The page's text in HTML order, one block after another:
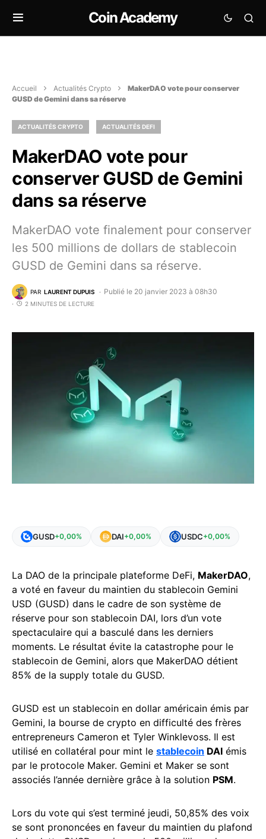
Coin Academy
Accueil Actualités Crypto
MakerDAO vote pour conserver
GUSD de Gemini dans sa réserve
ACTUALITÉS CRYPTO ACTUALITÉS DEFI
MakerDAO vote pour
conserver GUSD de Gemini
dans sa réserve
MakerDAO vote finalement pour conserver
les 500 millions de dollars de stablecoin
GUSD de Gemini dans sa réserve.
PAR LAURENT DUPUIS Publié le 20 janvier 2023 à 08h30
2 MINUTES DE LECTURE
GUSD+0,00% DAI+0,00% USDC+0,00%
La DAO de la principale plateforme DeFi, MakerDAO,
a voté en faveur du maintien du stablecoin Gemini
USD (GUSD) dans le cadre de son système de
réserve pour son stablecoin DAI, lors d’un vote
spectaculaire qui a basculé dans les derniers
moments. Le résultat évite la catastrophe pour le
stablecoin de Gemini, alors que MakerDAO détient
85% de la supply totale du GUSD.
GUSD est un stablecoin en dollar américain émis par
Gemini, la bourse de crypto en difficulté des frères
entrepreneurs Cameron et Tyler Winklevoss. Il est
utilisé en collatéral pour mint le stablecoin DAI émis
par le protocole Maker. Gemini et Maker se sont
associés l’année dernière grâce à la solution PSM.
Lors du vote qui s’est terminé jeudi, 50,85% des voix
se sont prononcées en faveur du maintien du plafond